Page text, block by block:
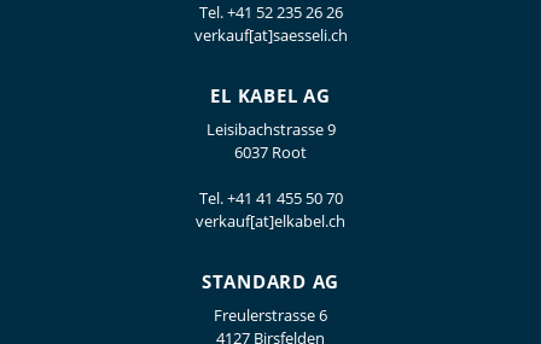
Tel.+41 52 235 26 26
verkauf[at]saesseli.ch
EL KABEL AG
Leisibachstrasse 9
6037 Root
Tel.+41 41 455 50 70
verkauf[at]elkabel.ch
STANDARD AG
Freulerstrasse 6
4127 Birsfelden